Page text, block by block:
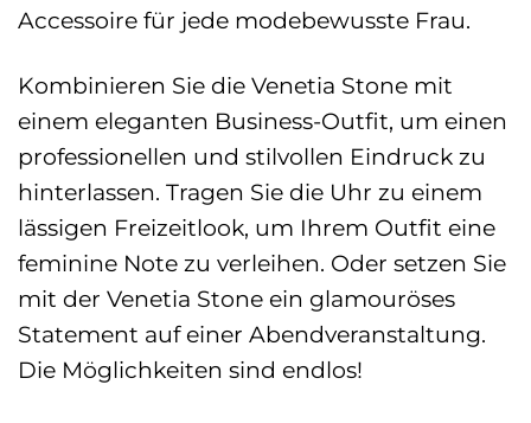
Accessoire für jede modebewusste Frau.
Kombinieren Sie die Venetia Stone mit
einem eleganten Business-Outfit, um einen
professionellen und stilvollen Eindruck zu
hinterlassen. Tragen Sie die Uhr zu einem
lässigen Freizeitlook, um Ihrem Outfit eine
feminine Note zu verleihen. Oder setzen Sie
mit der Venetia Stone ein glamouröses
Statement auf einer Abendveranstaltung.
Die Möglichkeiten sind endlos!